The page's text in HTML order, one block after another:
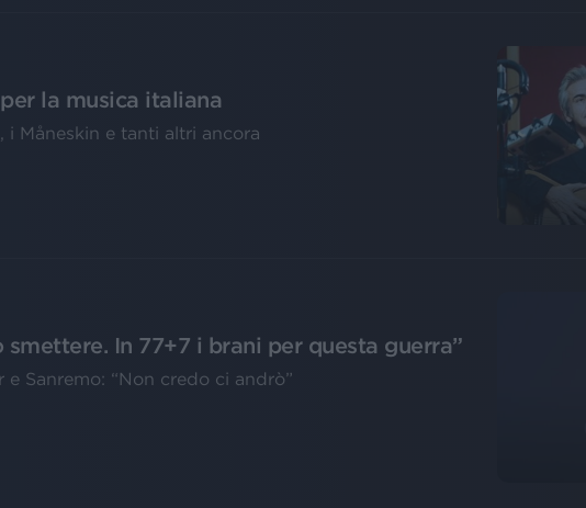
la musica italiana
i Måneskin e tanti altri ancora
In 77+7 i brani per questa guerra”
Sanremo: “Non credo ci andrò”